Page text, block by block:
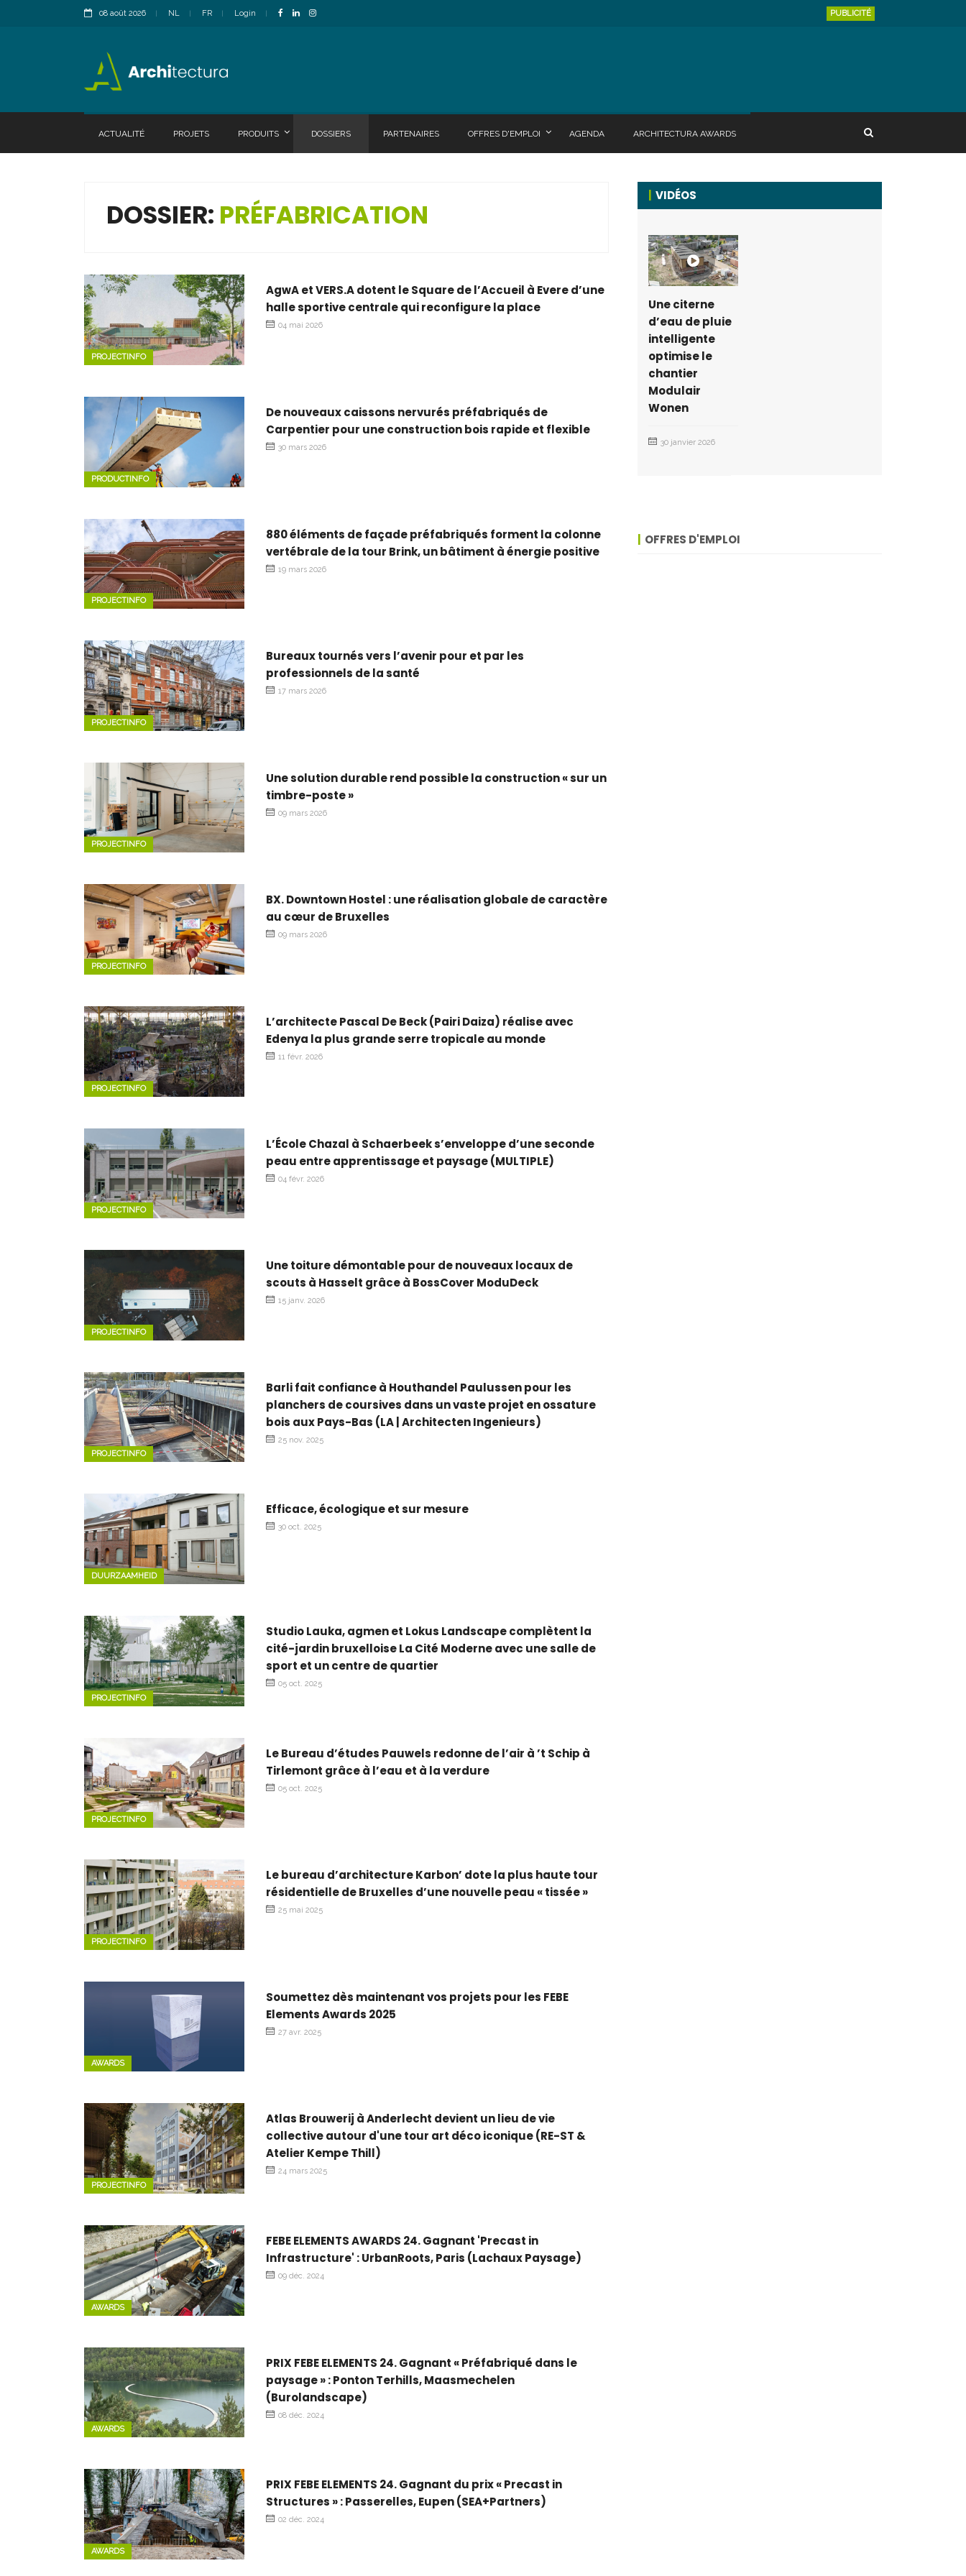
08 août 2026 NL FR Login PUBLICITÉ
ACTUALITÉ PROJETS PRODUITS DOSSIERS PARTENAIRES OFFRES D'EMPLOI AGENDA ARCHITECTURA AWARDS
DOSSIER: PRÉFABRICATION
PROJECTINFO
AgwA et VERS.A dotent le Square de l’Accueil à Evere d’une
halle sportive centrale qui reconfigure la place
04 mai 2026
PRODUCTINFO
De nouveaux caissons nervurés préfabriqués de
Carpentier pour une construction bois rapide et flexible
30 mars 2026
PROJECTINFO
880 éléments de façade préfabriqués forment la colonne
vertébrale de la tour Brink, un bâtiment à énergie positive
19 mars 2026
PROJECTINFO
Bureaux tournés vers l’avenir pour et par les
professionnels de la santé
17 mars 2026
PROJECTINFO
Une solution durable rend possible la construction « sur un
timbre-poste »
09 mars 2026
PROJECTINFO
BX. Downtown Hostel : une réalisation globale de caractère
au cœur de Bruxelles
09 mars 2026
PROJECTINFO
L’architecte Pascal De Beck (Pairi Daiza) réalise avec
Edenya la plus grande serre tropicale au monde
11 févr. 2026
PROJECTINFO
L’École Chazal à Schaerbeek s’enveloppe d’une seconde
peau entre apprentissage et paysage (MULTIPLE)
04 févr. 2026
PROJECTINFO
Une toiture démontable pour de nouveaux locaux de
scouts à Hasselt grâce à BossCover ModuDeck
15 janv. 2026
PROJECTINFO
Barli fait confiance à Houthandel Paulussen pour les
planchers de coursives dans un vaste projet en ossature
bois aux Pays-Bas (LA | Architecten Ingenieurs)
25 nov. 2025
DUURZAAMHEID
Efficace, écologique et sur mesure
30 oct. 2025
PROJECTINFO
Studio Lauka, agmen et Lokus Landscape complètent la
cité-jardin bruxelloise La Cité Moderne avec une salle de
sport et un centre de quartier
05 oct. 2025
PROJECTINFO
Le Bureau d’études Pauwels redonne de l’air à ’t Schip à
Tirlemont grâce à l’eau et à la verdure
05 oct. 2025
PROJECTINFO
Le bureau d’architecture Karbon’ dote la plus haute tour
résidentielle de Bruxelles d’une nouvelle peau « tissée »
25 mai 2025
AWARDS
Soumettez dès maintenant vos projets pour les FEBE
Elements Awards 2025
27 avr. 2025
PROJECTINFO
Atlas Brouwerij à Anderlecht devient un lieu de vie
collective autour d'une tour art déco iconique (RE-ST &
Atelier Kempe Thill)
24 mars 2025
AWARDS
FEBE ELEMENTS AWARDS 24. Gagnant 'Precast in
Infrastructure' : UrbanRoots, Paris (Lachaux Paysage)
09 déc. 2024
AWARDS
PRIX FEBE ELEMENTS 24. Gagnant « Préfabriqué dans le
paysage » : Ponton Terhills, Maasmechelen
(Burolandscape)
08 déc. 2024
AWARDS
PRIX FEBE ELEMENTS 24. Gagnant du prix « Precast in
Structures » : Passerelles, Eupen (SEA+Partners)
02 déc. 2024
VIDÉOS
Une citerne
d’eau de pluie
intelligente
optimise le
chantier
Modulair
Wonen
30 janvier 2026
OFFRES D'EMPLOI